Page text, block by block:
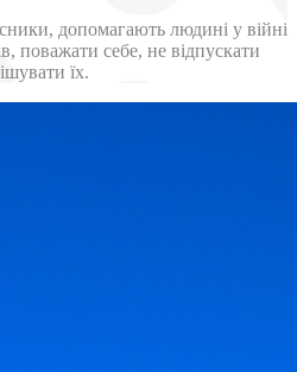
допомагають людині у війні
поважати себе, не відпускати
їх.